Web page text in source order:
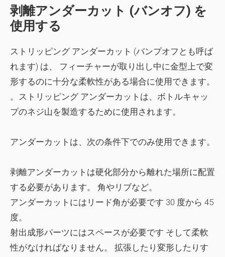
剥離アンダーカット (バンオフ) を
使用する
ストリッピング アンダーカット (バンプオフとも呼ば
れます) は、 フィーチャーが取り出し中に金型上で変
形するのに十分な柔軟性がある場合に使用できます。
。ストリッピング アンダーカットは、ボトルキャッ
プのネジ山を製造するために使用されます。
アンダーカットは、次の条件下でのみ使用できます。
剥離アンダーカットは硬化部分から離れた場所に配置
する必要があります。 角やリブなど。
アンダーカットには リード角が必要です 30 度から 45
度。
射出成形パーツにはスペースが必要です そして柔軟
性がなければなりません。 拡張したり変形したりす